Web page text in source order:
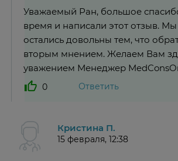
Уважаемый Ран, большое
время и написали этот отзыв.
остались довольны тем, что
вторым мнением. Желаем Вам
уважением Менеджер
0 Ответить
Кристина П.
15 февраля, 12:38